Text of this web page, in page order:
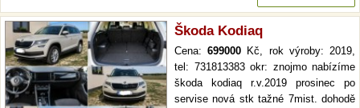
Škoda Kodiaq
Cena:699000 Kč, rok výroby: 2019,
tel: 731813383 okr: znojmo nabízíme
škoda kodiaq r.v.2019 prosinec po
servise nová stk tažné 7mist. dohodě